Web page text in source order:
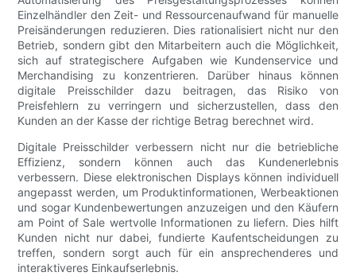
Einzelhändler den Zeit- und Ressourcenaufwand für manuelle
Preisänderungen reduzieren. Dies rationalisiert nicht nur den
Betrieb, sondern gibt den Mitarbeitern auch die Möglichkeit,
sich auf strategischere Aufgaben wie Kundenservice und
Merchandising zu konzentrieren. Darüber hinaus können
digitale Preisschilder dazu beitragen, das Risiko von
Preisfehlern zu verringern und sicherzustellen, dass den
Kunden an der Kasse der richtige Betrag berechnet wird.
Digitale Preisschilder verbessern nicht nur die betriebliche
Effizienz, sondern können auch das Kundenerlebnis
verbessern. Diese elektronischen Displays können individuell
angepasst werden, um Produktinformationen, Werbeaktionen
und sogar Kundenbewertungen anzuzeigen und den Käufern
am Point of Sale wertvolle Informationen zu liefern. Dies hilft
Kunden nicht nur dabei, fundierte Kaufentscheidungen zu
treffen, sondern sorgt auch für ein ansprechenderes und
interaktiveres Einkaufserlebnis.